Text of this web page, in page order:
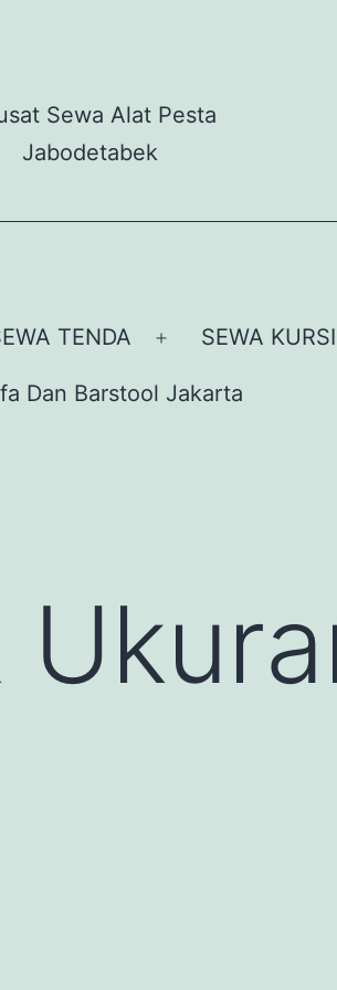
TENDA
Buka
menu
SEWA KURSI
Dan Barstool Jakarta